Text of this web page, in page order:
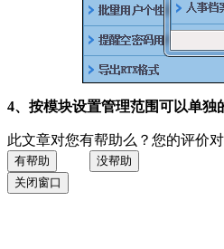
4、按模块设置管理范围可以单
此文章对您有帮助么？您的评价